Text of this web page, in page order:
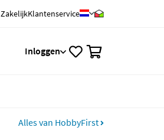
ZakelijkKlantenservice
Inloggen
Alles van HobbyFirst